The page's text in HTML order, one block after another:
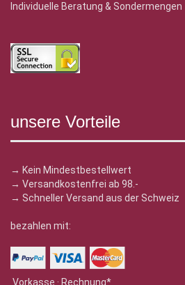
Individuelle Beratung & Sondermengen
unsere Vorteile
→ Kein Mindestbestellwert
→ Versandkostenfrei ab 98.-
→ Schneller Versand aus der Schweiz
bezahlen mit:
Vorkasse · Rechnung*